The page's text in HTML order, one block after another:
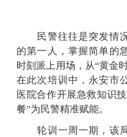
民警往往是突发情况
的第一人，掌握简单的
时刻派上用场，从“黄金
在此次培训中，永安市
医院合作开展急救知识
餐”为民警精准赋能。
轮训一周一期，该局